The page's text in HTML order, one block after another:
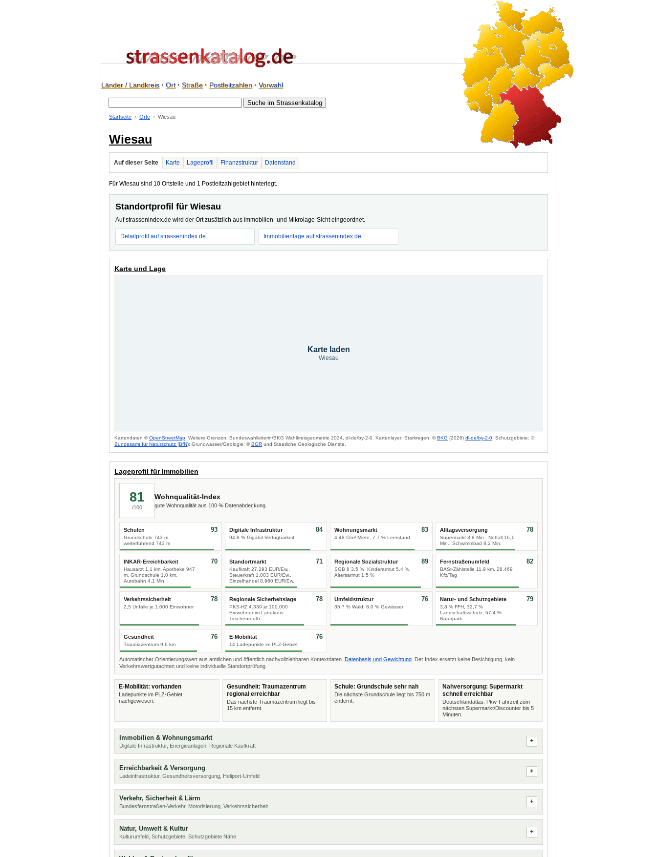
Länder / Landkreis· Ort· Straße· Postleitzahlen· Vorwahl
Startseite Orte Wiesau
Wiesau
Auf dieser Seite Karte Lageprofil Finanzstruktur Datenstand
Für Wiesau sind 10 Ortsteile und 1 Postleitzahlgebiet hinterlegt.
Standortprofil für Wiesau
Auf strassenindex.de wird der Ort zusätzlich aus Immobilien- und Mikrolage-Sicht eingeordnet.
Detailprofil auf strassenindex.de Immobilienlage auf strassenindex.de
Karte und Lage
Karte laden
Wiesau
Kartendaten ©OpenStreetMap . Weitere Grenzen: Bundeswahlleiterin/BKG Wahlkreisgeometrie 2024, dl-de/by-2-0. Kartenlayer: Starkregen: ©BKG (2026) dl-de/by-2-0; Schutzgebiete: ©
Bundesamt für Naturschutz (BfN); Grundwasser/Geologie: ©BGR und Staatliche Geologische Dienste.
Lageprofil für Immobilien
81
/100
Wohnqualität-Index
gute Wohnqualität aus 100 % Datenabdeckung.
Schulen
Grundschule 743 m,
weiterführend 743 m
93 Digitale Infrastruktur
94,8 % Gigabit-Verfügbarkeit
84 Wohnungsmarkt
4,48 €/m² Miete, 7,7 % Leerstand
83 Alltagsversorgung
Supermarkt 3,8 Min., Notfall 16,1
Min., Schwimmbad 8,2 Min.
78
INKAR-Erreichbarkeit
Hausarzt 1,1 km, Apotheke 947
m, Grundschule 1,0 km,
Autobahn 4,1 Min.
70 Standortmarkt
Kaufkraft 27.293 EUR/Ew.,
Steuerkraft 1.003 EUR/Ew.,
Einzelhandel 8.960 EUR/Ew.
71 Regionale Sozialstruktur
SGB II 3,5 %, Kinderarmut 5,4 %,
Altersarmut 1,5 %
89 Fernstraßenumfeld
BASt-Zählstelle 11,9 km, 28.469
Kfz/Tag
82
Verkehrssicherheit
2,5 Unfälle je 1.000 Einwohner
78 Regionale Sicherheitslage
PKS-HZ 4.339 je 100.000
Einwohner im Landkreis
Tirschenreuth
78 Umfeldstruktur
35,7 % Wald, 8,0 % Gewässer
76 Natur- und Schutzgebiete
3,8 % FFH, 32,7 %
Landschaftsschutz, 67,4 %
Naturpark
79
Gesundheit
Traumazentrum 9,6 km
76 E-Mobilität
14 Ladepunkte im PLZ-Gebiet
76
Automatischer Orientierungswert aus amtlichen und öffentlich nachvollziehbaren Kontextdaten. Datenbasis und Gewichtung . Der Index ersetzt keine Besichtigung, kein
Verkehrswertgutachten und keine individuelle Standortprüfung.
E-Mobilität: vorhanden
Ladepunkte im PLZ-Gebiet
nachgewiesen.
Gesundheit: Traumazentrum
regional erreichbar
Das nächste Traumazentrum liegt bis
15 km entfernt.
Schule: Grundschule sehr nah
Die nächste Grundschule liegt bis 750 m
entfernt.
Nahversorgung: Supermarkt
schnell erreichbar
Deutschlandatlas: Pkw-Fahrzeit zum
nächsten Supermarkt/Discounter bis 5
Minuten.
Immobilien & Wohnungsmarkt
Digitale Infrastruktur, Energieanlagen, Regionale Kaufkraft
Erreichbarkeit & Versorgung
Ladeinfrastruktur, Gesundheitsversorgung, Heliport-Umfeld
Verkehr, Sicherheit & Lärm
Bundesfernstraßen-Verkehr, Motorisierung, Verkehrssicherheit
Natur, Umwelt & Kultur
Kulturumfeld, Schutzgebiete, Schutzgebiete Nähe